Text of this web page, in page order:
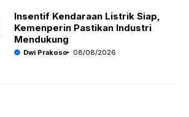
Insentif Kendaraan Listrik Siap,
Kemenperin Pastikan Industri
Mendukung
Dwi Prakoso 08/08/2026